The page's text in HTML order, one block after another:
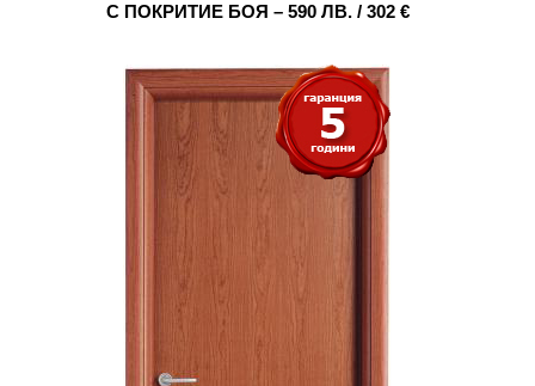
С ПОКРИТИЕ БОЯ – 590 ЛВ. / 302 €